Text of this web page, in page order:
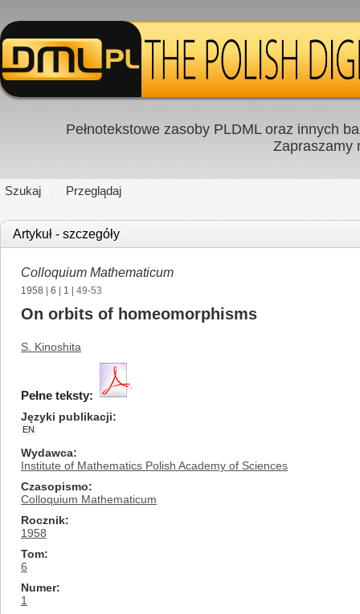
Pełnotekstowe zasoby PLDML oraz innych
Zapraszamy
Szukaj Przeglądaj
Artykuł - szczegóły
Colloquium Mathematicum
1958 6 1 | 49-53
On orbits of homeomorphisms
S. Kinoshita
Pełne teksty:
Języki publikacji
EN
Wydawca
Institute of Mathematics Polish Academy of Sciences
Czasopismo
Colloquium Mathematicum
Rocznik
1958
Tom
6
Numer
1